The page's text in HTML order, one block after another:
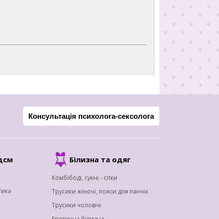
Консультація психолога-сексолога
Білизна та одяг
Комбібоді, сукні - сітки
Трусики жіночі, пояси для панчіх
Трусики чоловічі